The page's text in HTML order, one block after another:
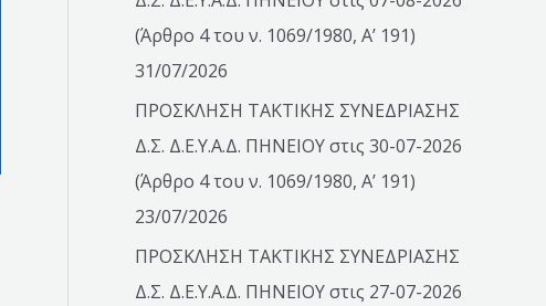
(Άρθρο 4 του ν. 1069/1980, Α’ 191)
31/07/2026
ΠΡΟΣΚΛΗΣΗ ΤΑΚΤΙΚΗΣ ΣΥΝΕΔΡΙΑΣΗΣ
Δ.Σ. Δ.Ε.Υ.Α.Δ. ΠΗΝΕΙΟΥ στις 30-07-2026
(Άρθρο 4 του ν. 1069/1980, Α’ 191)
23/07/2026
ΠΡΟΣΚΛΗΣΗ ΤΑΚΤΙΚΗΣ ΣΥΝΕΔΡΙΑΣΗΣ
Δ.Σ. Δ.Ε.Υ.Α.Δ. ΠΗΝΕΙΟΥ στις 27-07-2026